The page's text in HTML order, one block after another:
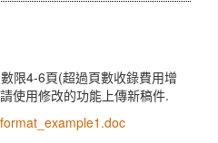
限4-6頁(超過頁數收錄費用增
使用修改的功能上傳新稿件.